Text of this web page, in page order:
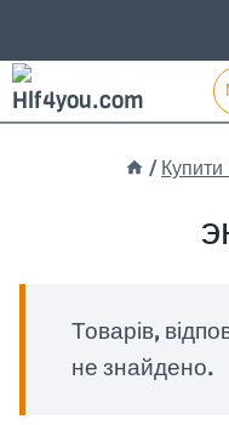
до
вмісту
/
Товарів,
не знайдено.